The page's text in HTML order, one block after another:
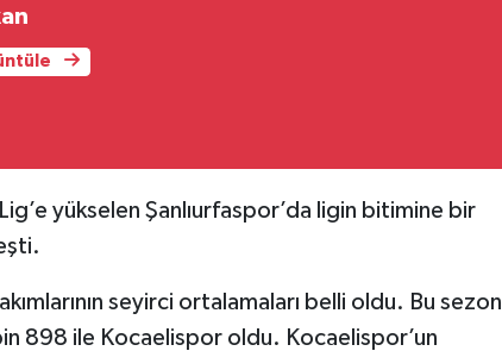
yükselen Şanlıurfaspor’da ligin bitimine bir
seyirci ortalamaları belli oldu. Bu sezon
898 ile Kocaelispor oldu. Kocaelispor’un